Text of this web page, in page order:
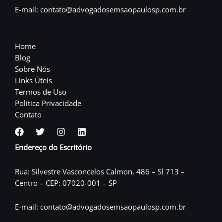
E-mail: contato@advogadosemsaopaulosp.com.br
Home
Blog
Sobre Nós
Links Úteis
Termos de Uso
Política Privacidade
Contato
Endereço do Escritório
Rua: Silvestre Vasconcelos Calmon, 486 – Sl 713 –
Centro – CEP: 07020-001 – SP
E-mail: contato@advogadosemsaopaulosp.com.br